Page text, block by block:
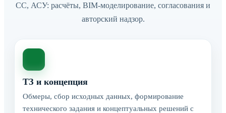
СС, АСУ: расчёты, BIM-моделирование, согласования и
авторский надзор.
ТЗ и концепция
Обмеры, сбор исходных данных, формирование
технического задания и концептуальных решений с